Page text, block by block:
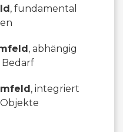
, fundamental
, abhängig
, integriert